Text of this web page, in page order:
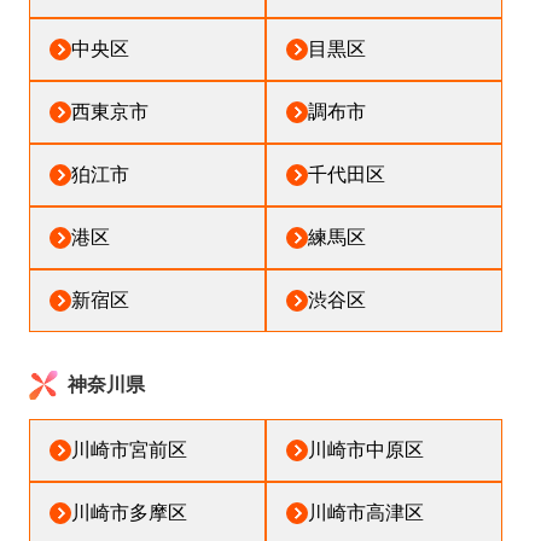
中央区 目黒区
西東京市 調布市
狛江市 千代田区
港区 練馬区
新宿区 渋谷区
神奈川県
川崎市宮前区 川崎市中原区
川崎市多摩区 川崎市高津区